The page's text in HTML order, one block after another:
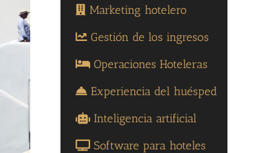
Marketing hotelero
Gestión de los ingresos
Operaciones Hoteleras
Experiencia del huésped
Inteligencia artificial
Software para hoteles